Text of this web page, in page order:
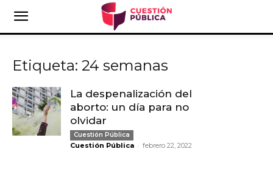
Etiqueta: 24 semanas
La despenalización del
aborto: un día para no
olvidar
Cuestión Pública
Cuestión Pública - febrero 22, 2022